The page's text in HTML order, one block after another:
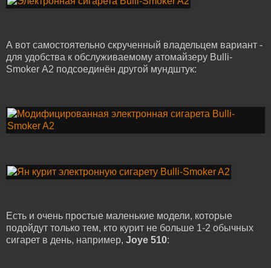
А вот самостоятельно скрученный владельцем вариант -
для удобства к обслуживаемому атомайзеру Bulli-
Smoker A2 подсоединён другой мундштук:
Есть и очень простые маленькие модели, которые
подойдут только тем, кто курит не больше 1-2 обычных
сигарет в день, например, Joye 510: